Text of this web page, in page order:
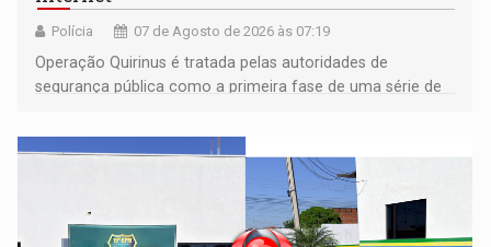
Polícia 07 de Agosto de 2026 às 07:19
Operação Quirinus é tratada pelas autoridades de
segurança pública como a primeira fase de uma série de